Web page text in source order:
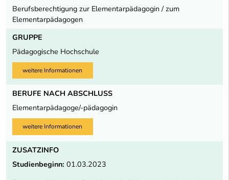
Berufsberechtigung zur Elementarpädagogin / zum
Elementarpädagogen
GRUPPE
Pädagogische Hochschule
weitere Informationen
BERUFE NACH ABSCHLUSS
Elementarpädagoge/-pädagogin
weitere Informationen
ZUSATZINFO
Studienbeginn: 01.03.2023